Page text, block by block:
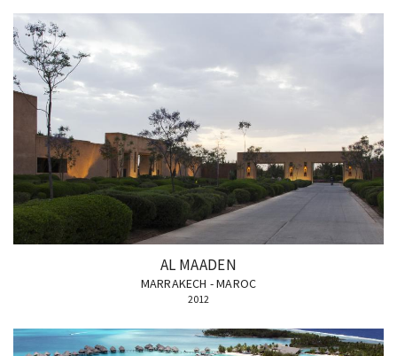
AL MAADEN
MARRAKECH - MAROC
2012